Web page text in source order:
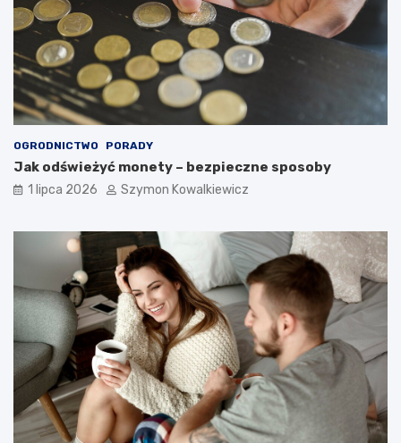
OGRODNICTWO PORADY
Jak odświeżyć monety – bezpieczne sposoby
1 lipca 2026 Szymon Kowalkiewicz